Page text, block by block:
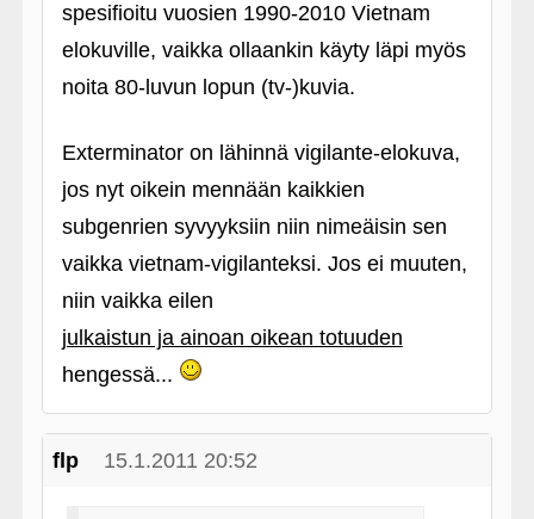
spesifioitu vuosien 1990-2010 Vietnam
elokuville, vaikka ollaankin käyty läpi myös
noita 80-luvun lopun (tv-)kuvia.
Exterminator on lähinnä vigilante-elokuva,
jos nyt oikein mennään kaikkien
subgenrien syvyyksiin niin nimeäisin sen
vaikka vietnam-vigilanteksi. Jos ei muuten,
niin vaikka eilen
julkaistun ja ainoan oikean totuuden
hengessä...
flp 15.1.2011 20:52